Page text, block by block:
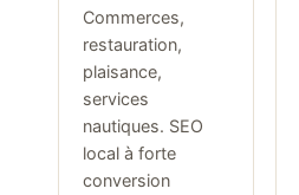
Commerces,
restauration,
plaisance,
services
nautiques. SEO
local à forte
conversion